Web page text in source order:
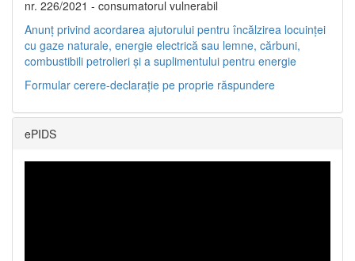
nr. 226/2021 - consumatorul vulnerabil
Anunț privind acordarea ajutorului pentru încălzirea locuinței
cu gaze naturale, energie electrică sau lemne, cărbuni,
combustibili petrolieri și a suplimentului pentru energie
Formular cerere-declarație pe proprie răspundere
ePIDS